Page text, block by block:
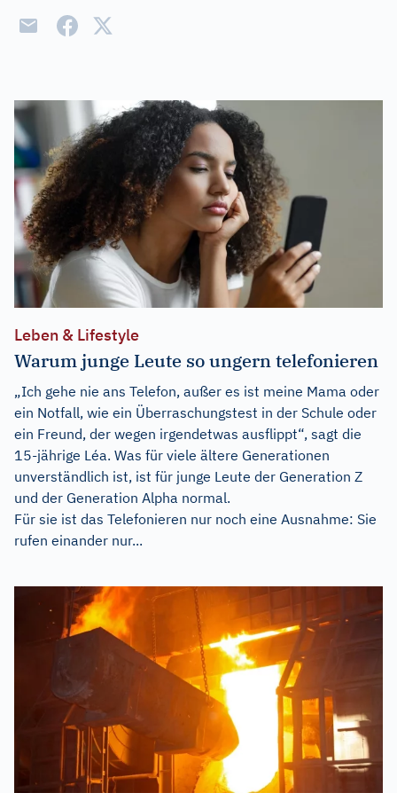
Leben & Lifestyle
Warum junge Leute so ungern telefonieren
„Ich gehe nie ans Telefon, außer es ist meine Mama oder
ein Notfall, wie ein Überraschungstest in der Schule oder
ein Freund, der wegen irgendetwas ausflippt“, sagt die
15-jährige Léa. Was für viele ältere Generationen
unverständlich ist, ist für junge Leute der Generation Z
und der Generation Alpha normal.
Für sie ist das Telefonieren nur noch eine Ausnahme: Sie
rufen einander nur...